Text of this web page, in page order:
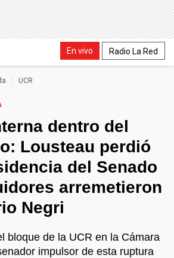
En vivo Radio La Red
UCR
dentro del
Lousteau perdió
del Senado
arremetieron
Negri
bloque de la UCR en la Cámara
impulsor de esta ruptura